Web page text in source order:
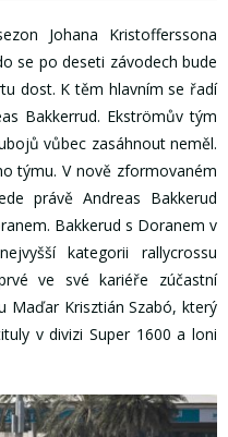
Johana Kristofferssona
se po deseti závodech bude
dost. K těm hlavním se řadí
Bakkerrud. Ekströmův tým
vůbec zasáhnout neměl.
týmu. V nově zformovaném
právě Andreas Bakkerud
Bakkerud s Doranem v
kategorii rallycrossu
ve své kariéře zúčastní
Maďar Krisztián Szabó, který
v divizi Super 1600 a loni